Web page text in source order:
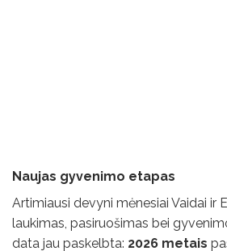
Naujas gyvenimo etapas
Artimiausi devyni mėnesiai Vaidai ir
laukimas, pasiruošimas bei
data jau paskelbta: 2026 metais